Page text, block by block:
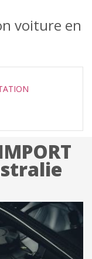
voiture en